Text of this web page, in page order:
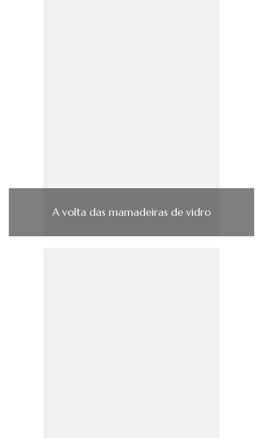
A volta das mamadeiras de vidro